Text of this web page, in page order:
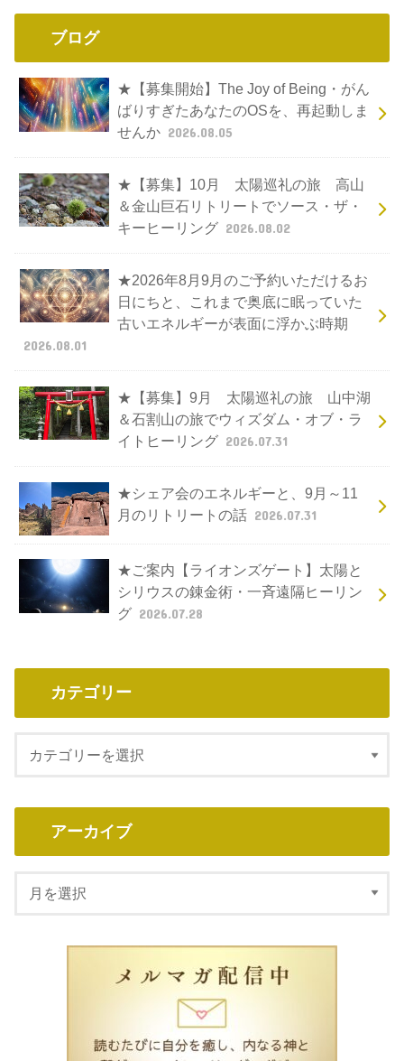
ブログ
★【募集開始】The Joy of Being・がん
ばりすぎたあなたのOSを、再起動しま
せんか 2026.08.05
★【募集】10月 太陽巡礼の旅 高山
＆金山巨石リトリートでソース・ザ・
キーヒーリング 2026.08.02
★2026年8月9月のご予約いただけるお
日にちと、これまで奥底に眠っていた
古いエネルギーが表面に浮かぶ時期
2026.08.01
★【募集】9月 太陽巡礼の旅 山中湖
＆石割山の旅でウィズダム・オブ・ラ
イトヒーリング 2026.07.31
★シェア会のエネルギーと、9月～11
月のリトリートの話 2026.07.31
★ご案内【ライオンズゲート】太陽と
シリウスの錬金術・一斉遠隔ヒーリン
グ 2026.07.28
カテゴリー
アーカイブ